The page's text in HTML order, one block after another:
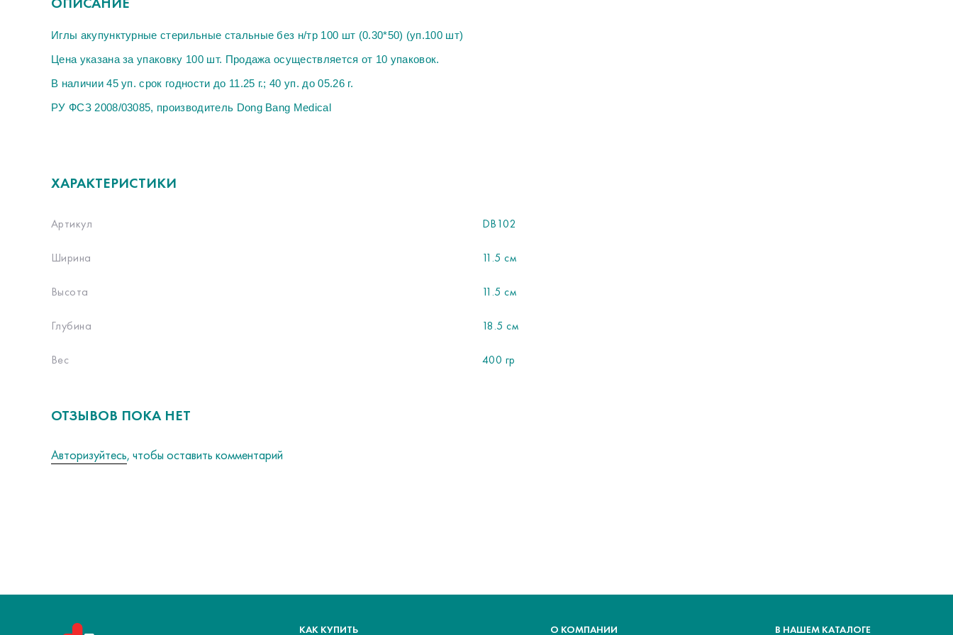
Иглы акупунктурные стерильные стальные без н/тр 100 шт (0.30*50) (уп.100 шт)
Цена указана за упаковку 100 шт. Продажа осуществляется от 10 упаковок.
В наличии 45 уп. срок годности до 11.25 г.; 40 уп. до 05.26 г.
РУ ФСЗ 2008/03085, производитель Dong Bang Medical
ХАРАКТЕРИСТИКИ
Артикул DB102
Ширина 11.5 см
Высота 11.5 см
Глубина 18.5 см
Вес 400 гр
ОТЗЫВОВ ПОКА НЕТ
Авторизуйтесь, чтобы оставить комментарий
КАК КУПИТЬ О КОМПАНИИ В НАШЕМ КАТАЛОГЕ